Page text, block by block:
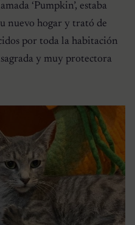
‘Pumpkin’, estaba
nuevo hogar y trató de
por toda la habitación
y muy protectora